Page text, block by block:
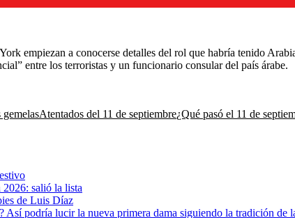
empiezan a conocerse detalles del rol que habría tenido
entre los terroristas y un funcionario consular del país árabe.
gemelasAtentados del 11 de septiembre¿Qué pasó el 11 de
2026: salió la lista
de Luis Díaz
Así podría lucir la nueva primera dama siguiendo la tradición de